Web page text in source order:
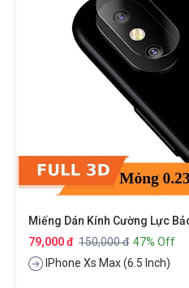
79,000 đ 150,000 đ 47% Off
IPhone Xs Max (6.5 Inch)